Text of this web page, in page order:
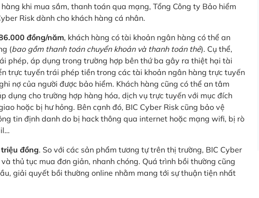
khi mua sắm, thanh toán qua mạng, Tổng Công ty Bảo hiểm
Risk dành cho khách hàng cá nhân.
đồng/năm, khách hàng có tài khoản ngân hàng có thể an
(bao gồm thanh toán chuyển khoản và thanh toán thẻ). Cụ thể,
phép, áp dụng trong trường hợp bên thứ ba gây ra thiệt hại tài
trực tuyến trái phép tiền trong các tài khoản ngân hàng trực tuyến
nợ của người được bảo hiểm. Khách hàng cũng có thể an tâm
dụng cho trường hợp hàng hóa, dịch vụ trực tuyến với mục đích
hoặc bị hư hỏng. Bên cạnh đó, BIC Cyber Risk cũng bảo vệ
tin định danh do bị hack thông qua internet hoặc mạng wifi, bị rò
đồng. So với các sản phẩm tương tự trên thị trường, BIC Cyber
thủ tục mua đơn giản, nhanh chóng. Quá trình bồi thường cũng
giải quyết bồi thường online nhằm mang tới sự thuận tiện nhất